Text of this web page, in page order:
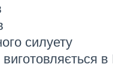
силуету
в